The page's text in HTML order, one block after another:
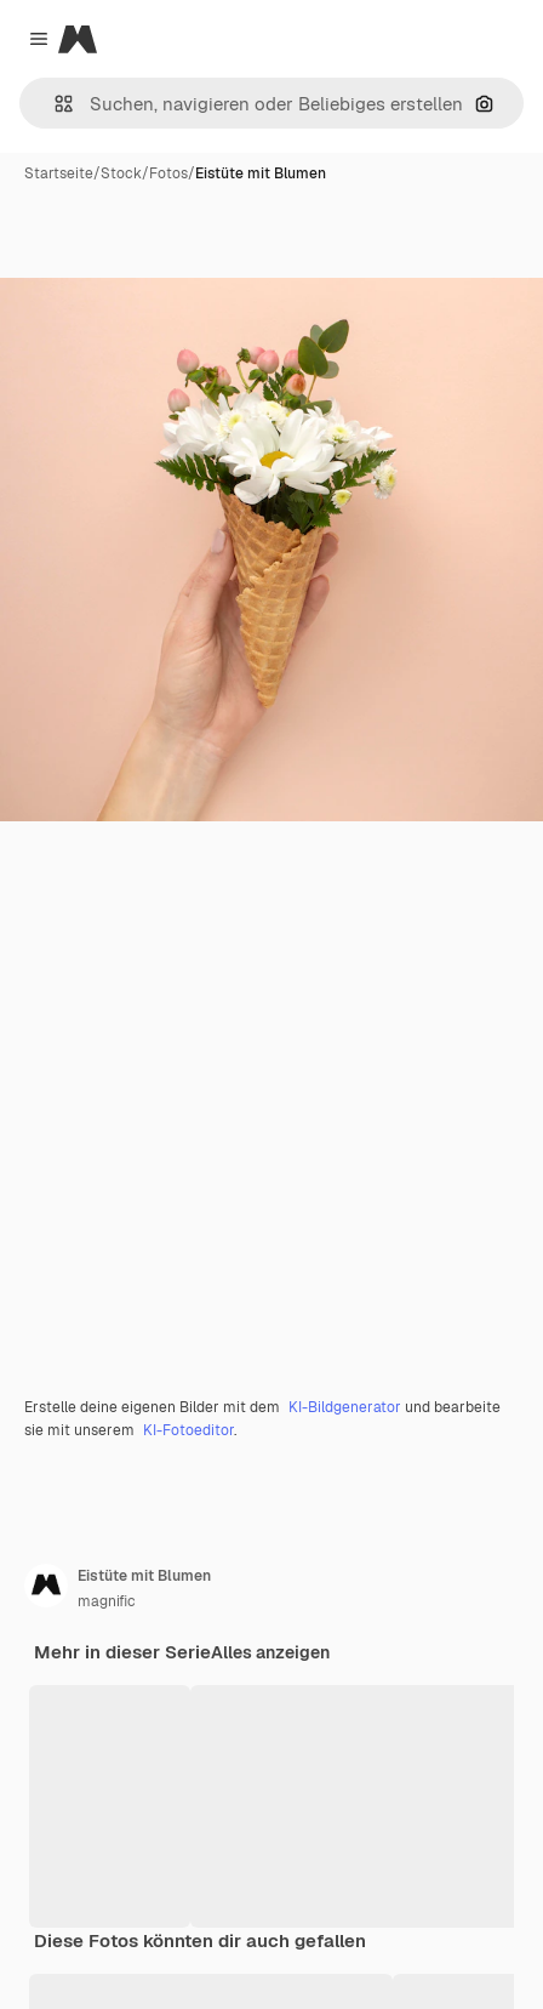
Close menu
Magnific
Nach
Startseite/Stock/Fotos/Eistüte mit Blumen
Erstelle deine eigenen Bilder mit dem KI-Bildgenerator und bearbeite
sie mit unserem KI-Fotoeditor.
Eistüte mit Blumen
magnific
Mehr in dieser SerieAlles anzeigen
Diese Fotos könnten dir auch gefallen